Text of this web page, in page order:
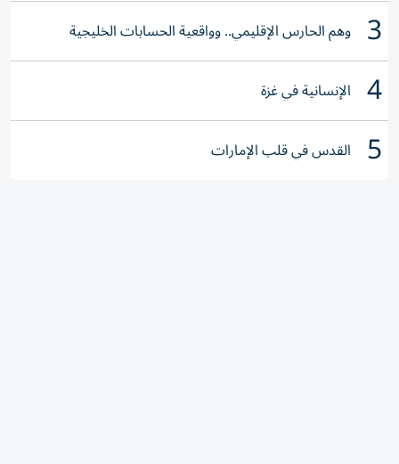
3 وهم الحارس الإقليمي.. وواقعية الحسابات الخليجية
4 الإنسانية في غزة
5 القدس في قلب الإمارات